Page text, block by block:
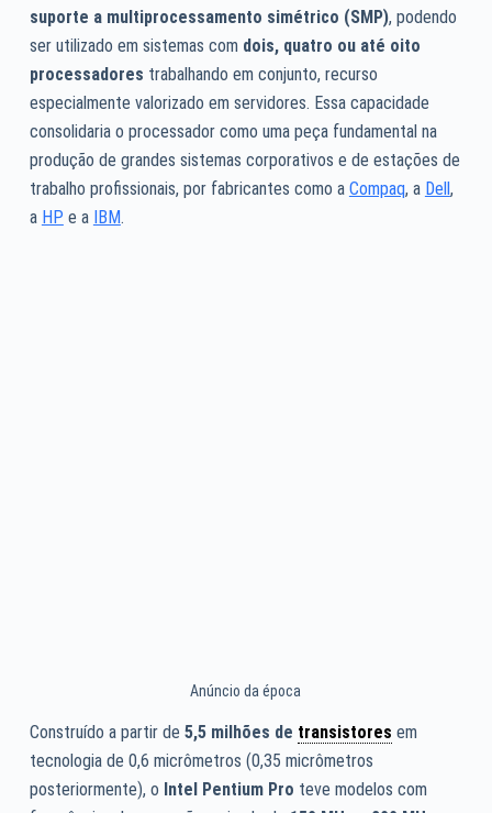
suporte a multiprocessamento simétrico (SMP), podendo
ser utilizado em sistemas com dois, quatro ou até oito
processadores trabalhando em conjunto, recurso
especialmente valorizado em servidores. Essa capacidade
consolidaria o processador como uma peça fundamental na
produção de grandes sistemas corporativos e de estações de
trabalho profissionais, por fabricantes como a Compaq, a Dell,
a HP e a IBM.
Anúncio da época
Construído a partir de 5,5 milhões de transistores em
tecnologia de 0,6 micrômetros (0,35 micrômetros
posteriormente), o Intel Pentium Pro teve modelos com